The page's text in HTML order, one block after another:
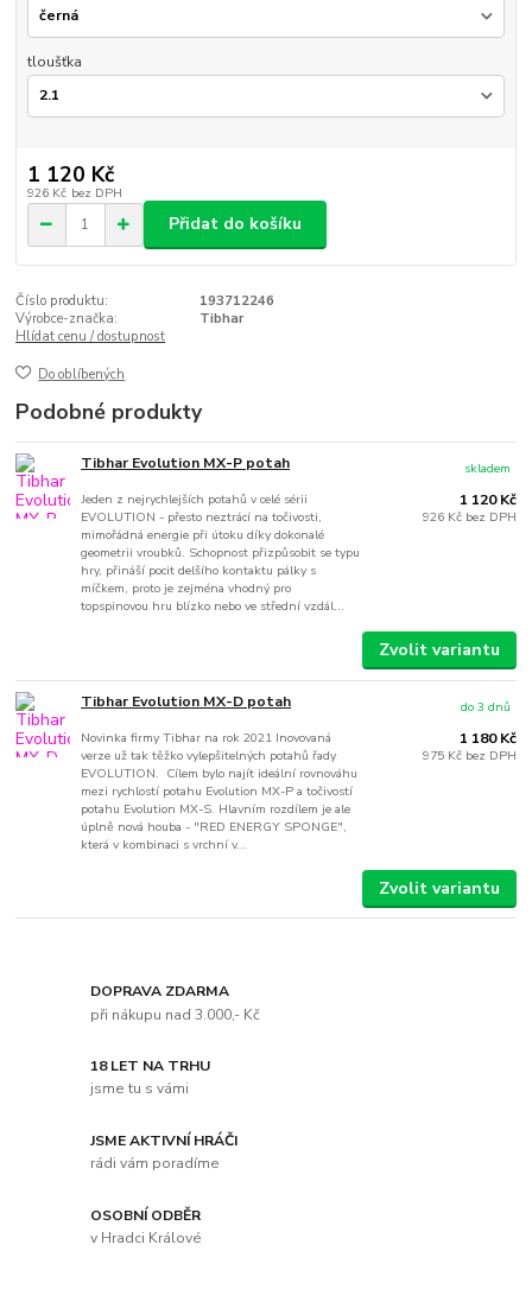
tloušťka
1 120 Kč
926 Kč bez DPH
Přidat do košíku
Číslo produktu:
193712246
Výrobce-značka:
Tibhar
Hlídat cenu / dostupnost
Do oblíbených
Podobné produkty
Tibhar Evolution MX-P potah
Jeden z nejrychlejších potahů v celé sérii
EVOLUTION - přesto neztrácí na točivosti,
mimořádná energie při útoku díky dokonalé
geometrii vroubků. Schopnost přizpůsobit se typu
hry, přináší pocit delšího kontaktu pálky s
míčkem, proto je zejména vhodný pro
topspinovou hru blízko nebo ve střední vzdál...
1 120 Kč
926 Kč bez DPH
skladem
Zvolit variantu
Tibhar Evolution MX-D potah
Novinka firmy Tibhar na rok 2021 Inovovaná
verze už tak těžko vylepšitelných potahů řady
EVOLUTION. Cílem bylo najít ideální rovnováhu
mezi rychlostí potahu Evolution MX-P a točivostí
potahu Evolution MX-S. Hlavním rozdílem je ale
úplně nová houba - "RED ENERGY SPONGE",
která v kombinaci s vrchní v...
1 180 Kč
975 Kč bez DPH
do 3 dnů
Zvolit variantu
DOPRAVA ZDARMA
při nákupu nad 3.000,- Kč
18 LET NA TRHU
jsme tu s vámi
JSME AKTIVNÍ HRÁČI
rádi vám poradíme
OSOBNÍ ODBĚR
v Hradci Králové